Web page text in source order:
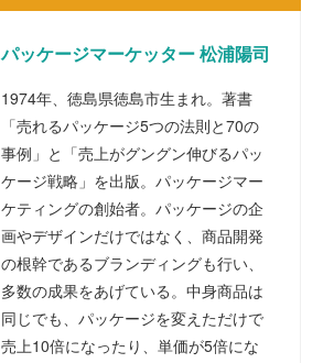
パッケージマーケッター 松浦陽司
1974年、徳島県徳島市生まれ。著書
「売れるパッケージ5つの法則と70の
事例」と「売上がグングン伸びるパッ
ケージ戦略」を出版。パッケージマー
ケティングの創始者。パッケージの企
画やデザインだけではなく、商品開発
の根幹であるブランディングも行い、
多数の成果をあげている。中身商品は
同じでも、パッケージを変えただけで
売上10倍になったり、単価が5倍にな